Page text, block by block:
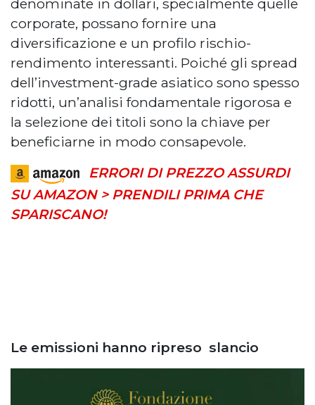
denominate in dollari, specialmente quelle
corporate, possano fornire una
diversificazione e un profilo rischio-
rendimento interessanti. Poiché gli spread
dell’investment-grade asiatico sono spesso
ridotti, un’analisi fondamentale rigorosa e
la selezione dei titoli sono la chiave per
beneficiarne in modo consapevole.
ERRORI DI PREZZO ASSURDI
SU AMAZON > PRENDILI PRIMA CHE
SPARISCANO!
Le emissioni hanno ripreso slancio